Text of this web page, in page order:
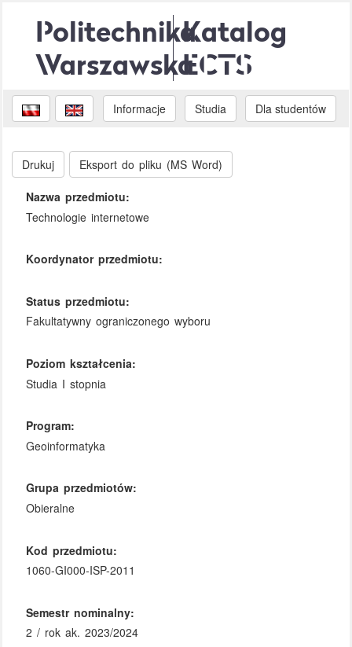
Politechnika
Warszawska
Katalog
ECTS
Informacje Studia Dla studentów
Drukuj Eksport do pliku (MS Word)
Nazwa przedmiotu:
Technologie internetowe
Koordynator przedmiotu:
Status przedmiotu:
Fakultatywny ograniczonego wyboru
Poziom kształcenia:
Studia I stopnia
Program:
Geoinformatyka
Grupa przedmiotów:
Obieralne
Kod przedmiotu:
1060-GI000-ISP-2011
Semestr nominalny:
2 / rok ak. 2023/2024